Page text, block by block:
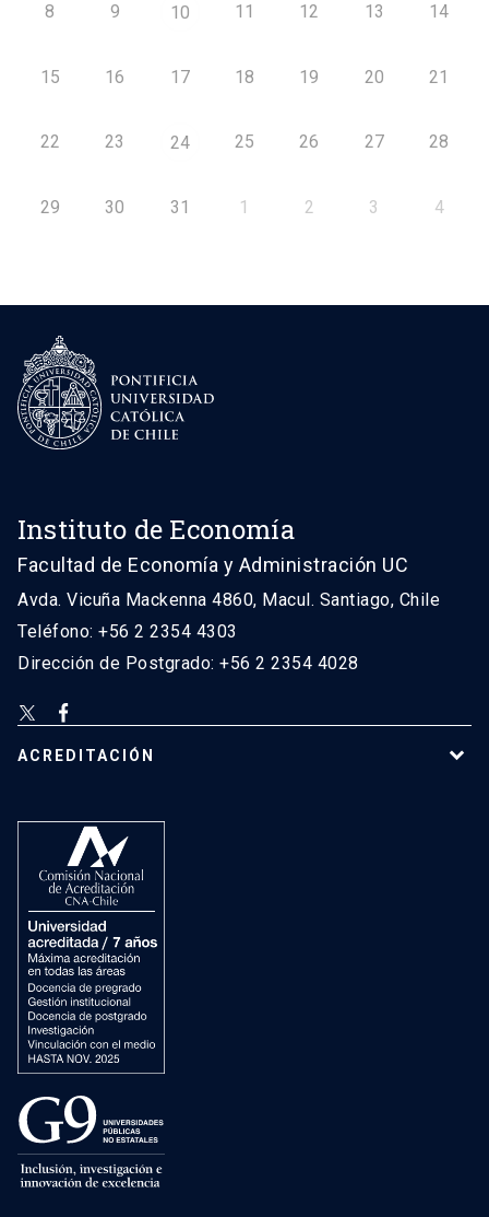
8 9 10 11 12 13 14
15 16 17 18 19 20 21
22 23 24 25 26 27 28
29 30 31 1 2 3 4
Instituto de Economía
Facultad de Economía y Administración UC
Avda. Vicuña Mackenna 4860, Macul. Santiago, Chile
Teléfono: +56 2 2354 4303
Dirección de Postgrado: +56 2 2354 4028
ACREDITACIÓN